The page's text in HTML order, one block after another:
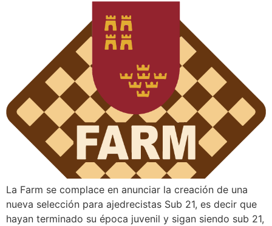
La Farm se complace en anunciar la creación de una
nueva selección para ajedrecistas Sub 21, es decir que
hayan terminado su época juvenil y sigan siendo sub 21,